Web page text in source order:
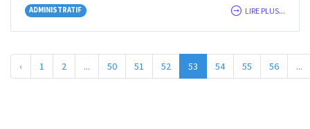
ADMINISTRATIF LIRE PLUS...
‹ 1 2 ... 50 51 52 53 54 55 56 ...